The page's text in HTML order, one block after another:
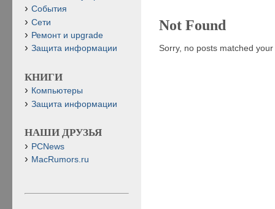
Not Found
Sorry, no posts matched
События
Сети
Ремонт и upgrade
Защита информации
КНИГИ
Компьютеры
Защита информации
НАШИ ДРУЗЬЯ
PCNews
MacRumors.ru